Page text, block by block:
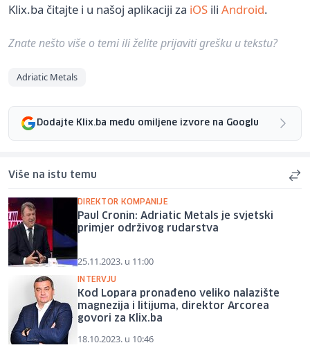
Klix.ba čitajte i u našoj aplikaciji za iOS ili Android.
Znate nešto više o temi ili želite prijaviti grešku u tekstu?
Adriatic Metals
Dodajte Klix.ba među omiljene izvore na Googlu
Više na istu temu
DIREKTOR KOMPANIJE
Paul Cronin: Adriatic Metals je svjetski
primjer održivog rudarstva
25.11.2023. u 11:00
INTERVJU
Kod Lopara pronađeno veliko nalazište
magnezija i litijuma, direktor Arcorea
govori za Klix.ba
18.10.2023. u 10:46